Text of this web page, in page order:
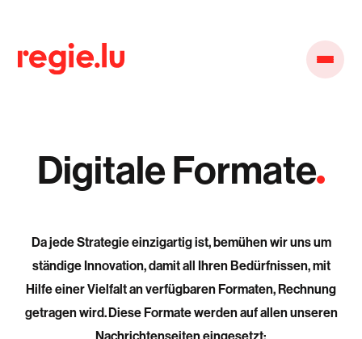
Digitale Formate
Da jede Strategie einzigartig ist, bemühen wir uns um
ständige Innovation, damit all Ihren Bedürfnissen, mit
Hilfe einer Vielfalt an verfügbaren Formaten, Rechnung
getragen wird.Diese Formate werden auf allen unseren